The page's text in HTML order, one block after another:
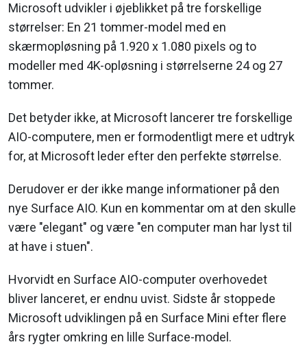
Microsoft udvikler i øjeblikket på tre forskellige
størrelser: En 21 tommer-model med en
skærmopløsning på 1.920 x 1.080 pixels og to
modeller med 4K-opløsning i størrelserne 24 og 27
tommer.
Det betyder ikke, at Microsoft lancerer tre forskellige
AIO-computere, men er formodentligt mere et udtryk
for, at Microsoft leder efter den perfekte størrelse.
Derudover er der ikke mange informationer på den
nye Surface AIO. Kun en kommentar om at den skulle
være "elegant" og være "en computer man har lyst til
at have i stuen".
Hvorvidt en Surface AIO-computer overhovedet
bliver lanceret, er endnu uvist. Sidste år stoppede
Microsoft udviklingen på en Surface Mini efter flere
års rygter omkring en lille Surface-model.